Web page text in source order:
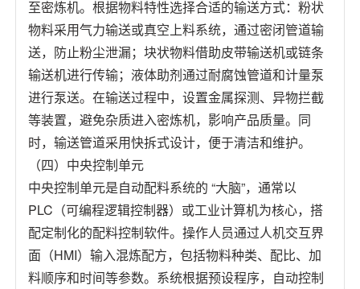
至密炼机。根据物料特性选择合适的输送方式：粉状
物料采用气力输送或真空上料系统，通过密闭管道输
送，防止粉尘泄漏；块状物料借助皮带输送机或链条
输送机进行传输；液体助剂通过耐腐蚀管道和计量泵
进行泵送。在输送过程中，设置金属探测、异物拦截
等装置，避免杂质进入密炼机，影响产品质量。同
时，输送管道采用快拆式设计，便于清洁和维护。
（四）中央控制单元
中央控制单元是自动配料系统的 “大脑”，通常以
PLC（可编程逻辑控制器）或工业计算机为核心，搭
配定制化的配料控制软件。操作人员通过人机交互界
面（HMI）输入混炼配方，包括物料种类、配比、加
料顺序和时间等参数。系统根据预设程序，自动控制